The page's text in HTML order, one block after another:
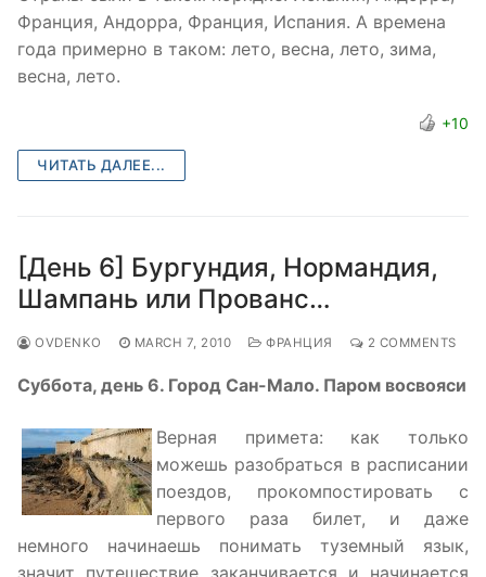
Франция, Андорра, Франция, Испания. А времена
года примерно в таком: лето, весна, лето, зима,
весна, лето.
+10
ЧИТАТЬ ДАЛЕЕ...
[День 6] Бургундия, Нормандия,
Шампань или Прованс…
OVDENKO MARCH 7, 2010 ФРАНЦИЯ 2 COMMENTS
Суббота, день 6. Город Сан-Мало. Паром восвояси
Верная примета: как только
можешь разобраться в расписании
поездов, прокомпостировать с
первого раза билет, и даже
немного начинаешь понимать туземный язык,
значит путешествие заканчивается и начинается